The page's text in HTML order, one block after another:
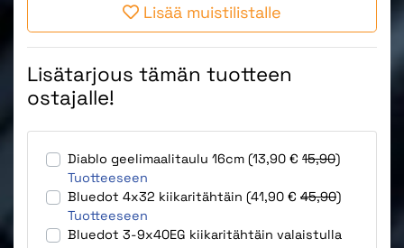
Lisää muistilistalle
Lisätarjous tämän tuotteen
ostajalle!
Diablo geelimaalitaulu 16cm (13,90 € 15,90)
Tuotteeseen
Bluedot 4x32 kiikaritähtäin (41,90 € 45,90)
Tuotteeseen
Bluedot 3-9x40EG kiikaritähtäin valaistulla